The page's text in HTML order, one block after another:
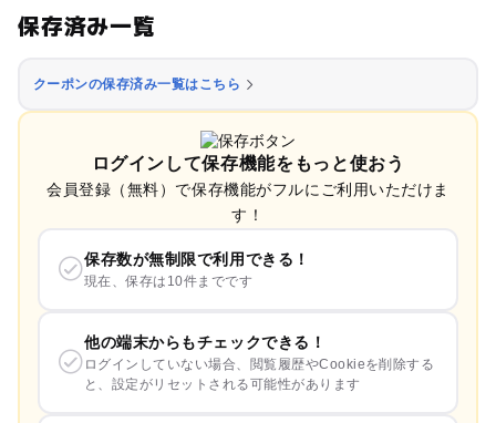
保存済み一覧
クーポンの保存済み一覧はこちら
ログインして保存機能をもっと使おう
会員登録（無料）で保存機能がフルにご利用いただけま
す！
保存数が無制限で利用できる！
現在、保存は10件までです
他の端末からもチェックできる！
ログインしていない場合、閲覧履歴やCookieを削除する
と、設定がリセットされる可能性があります